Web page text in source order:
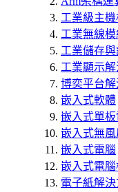
工業級主機
工業無線
工業儲存
工業顯示
博奕平台
嵌入式軟體
嵌入式單板
嵌入式無
嵌入式電腦
嵌入式電腦
電子紙解